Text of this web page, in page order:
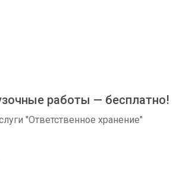
работы — бесплатно!
"Ответственное хранение"